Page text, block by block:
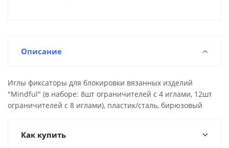
Описание
Иглы фиксаторы для блокировки вязанных изделий
"Mindful" (в наборе: 8шт ограничителей с 4 иглами, 12шт
ограничителей с 8 иглами), пластик/сталь, бирюзовый
Как купить